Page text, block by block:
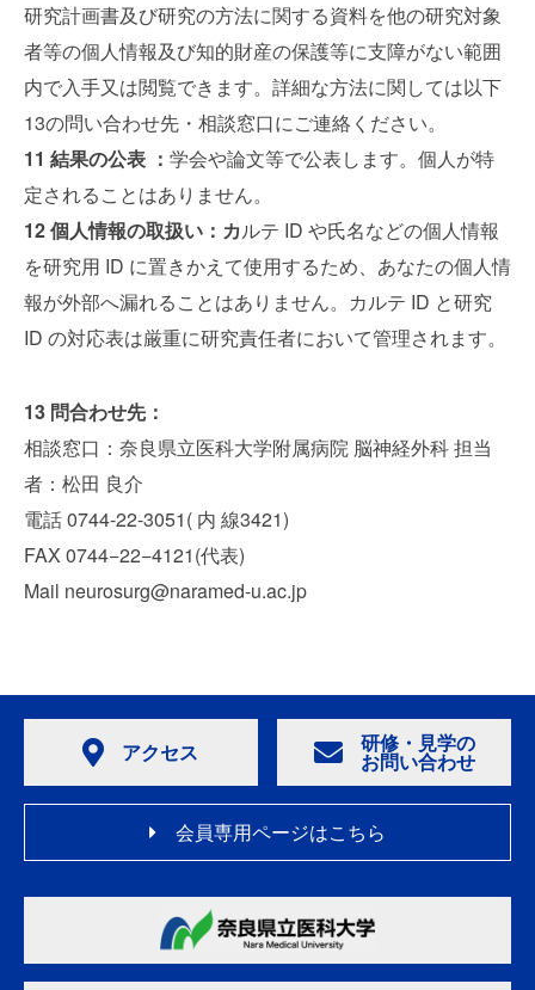
研究計画書及び研究の方法に関する資料を他の研究対象
者等の個人情報及び知的財産の保護等に支障がない範囲
内で入手又は閲覧できます。詳細な方法に関しては以下
13の問い合わせ先・相談窓口にご連絡ください。
11 結果の公表 ： 学会や論文等で公表します。個人が特
定されることはありません。
12 個人情報の取扱い：カルテ ID や氏名などの個人情報
を研究用 ID に置きかえて使用するため、あなたの個人情
報が外部へ漏れることはありません。カルテ ID と研究
ID の対応表は厳重に研究責任者において管理されます。
13 問合わせ先：
相談窓口：奈良県立医科大学附属病院 脳神経外科 担当
者：松田 良介
電話 0744-22-3051( 内 線3421)
FAX 0744−22−4121(代表)
Mail neurosurg@naramed-u.ac.jp
アクセス 研修・見学の
お問い合わせ
会員専用ページはこちら